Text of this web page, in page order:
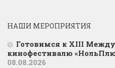
НАШИ МЕРОПРИЯТИЯ
Готовимся к XIII
кинофестивалю
08.08.2026